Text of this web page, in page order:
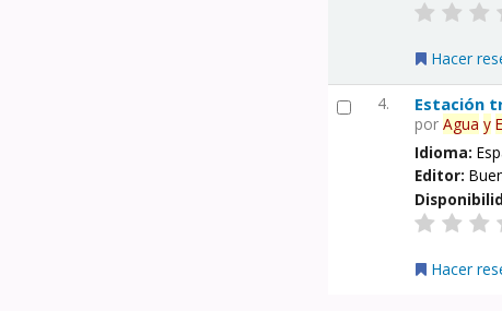
Hacer
4. Estación
porAgua y
Idioma:
Editor:
Hacer